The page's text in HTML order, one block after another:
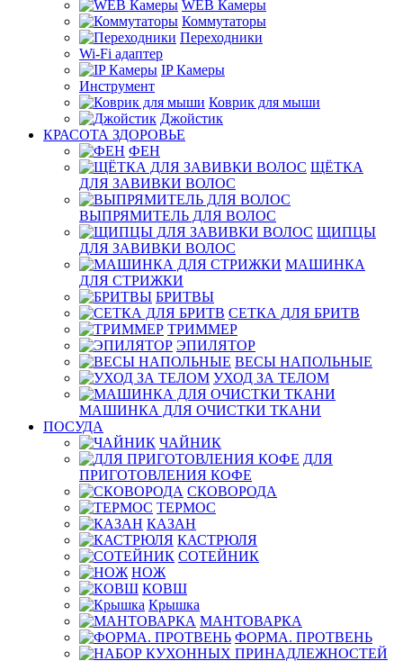
WEB Камеры
Коммутаторы
Переходники
Wi-Fi адаптер
IP Камеры
Инструмент
Коврик для мыши
Джойстик
КРАСОТА ЗДОРОВЬЕ
ФЕН
ЩЁТКА
ДЛЯ ЗАВИВКИ ВОЛОС
ВЫПРЯМИТЕЛЬ ДЛЯ ВОЛОС
ЩИПЦЫ
ДЛЯ ЗАВИВКИ ВОЛОС
МАШИНКА
ДЛЯ СТРИЖКИ
БРИТВЫ
СЕТКА ДЛЯ БРИТВ
ТРИММЕР
ЭПИЛЯТОР
ВЕСЫ НАПОЛЬНЫЕ
УХОД ЗА ТЕЛОМ
МАШИНКА ДЛЯ ОЧИСТКИ ТКАНИ
ПОСУДА
ЧАЙНИК
ДЛЯ
ПРИГОТОВЛЕНИЯ КОФЕ
СКОВОРОДА
ТЕРМОС
КАЗАН
КАСТРЮЛЯ
СОТЕЙНИК
НОЖ
КОВШ
Крышка
МАНТОВАРКА
ФОРМА. ПРОТВЕНЬ